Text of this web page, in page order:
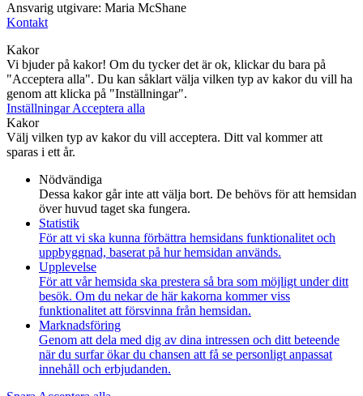
Ansvarig utgivare: Maria McShane
Kontakt
Kakor
Vi bjuder på kakor! Om du tycker det är ok, klickar du bara på
"Acceptera alla". Du kan såklart välja vilken typ av kakor du vill ha
genom att klicka på "Inställningar".
InställningarAcceptera alla
Kakor
Välj vilken typ av kakor du vill acceptera. Ditt val kommer att
sparas i ett år.
Nödvändiga
Dessa kakor går inte att välja bort. De behövs för att hemsidan
över huvud taget ska fungera.
Statistik
För att vi ska kunna förbättra hemsidans funktionalitet och
uppbyggnad, baserat på hur hemsidan används.
Upplevelse
För att vår hemsida ska prestera så bra som möjligt under ditt
besök. Om du nekar de här kakorna kommer viss
funktionalitet att försvinna från hemsidan.
Marknadsföring
Genom att dela med dig av dina intressen och ditt beteende
när du surfar ökar du chansen att få se personligt anpassat
innehåll och erbjudanden.